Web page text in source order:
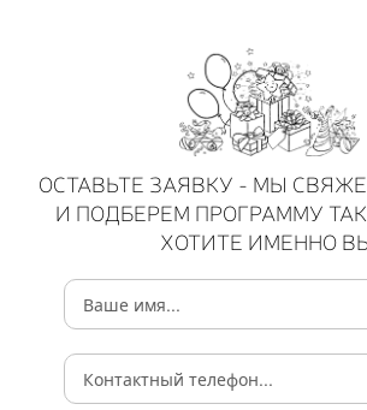
ОСТАВЬТЕ ЗАЯВКУ - МЫ
И ПОДБЕРЕМ ПРОГРАММУ
ХОТИТЕ ИМЕННО